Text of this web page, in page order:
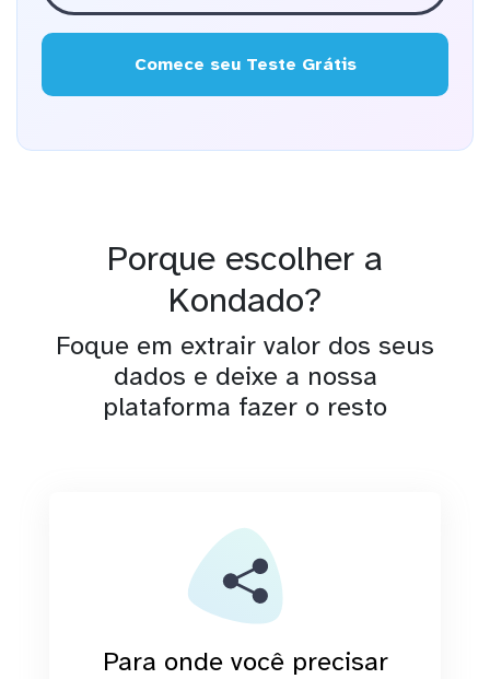
Comece seu Teste Grátis
Porque escolher a
Kondado?
Foque em extrair valor dos seus
dados e deixe a nossa
plataforma fazer o resto
Para onde você precisar